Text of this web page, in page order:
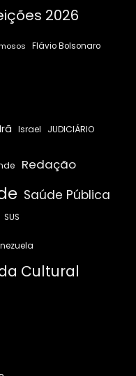
2026
Flávio Bolsonaro
Irã Israel JUDICIÁRIO
Redação
Saúde Pública
SUS
Cultural